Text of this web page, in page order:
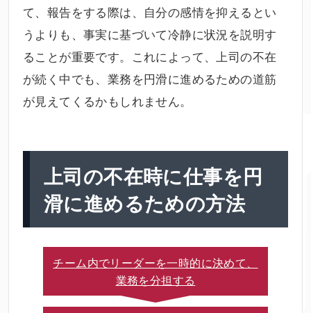
て、報告をする際は、自分の感情を抑えるとい
うよりも、事実に基づいて冷静に状況を説明す
ることが重要です。これによって、上司の不在
が続く中でも、業務を円滑に進めるための道筋
が見えてくるかもしれません。
上司の不在時に仕事を円
滑に進めるための方法
チーム内でリーダーを一時的に決めて、
業務を分担する